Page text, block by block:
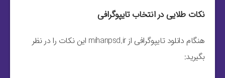
نکات طلایی در انتخاب تایپوگرافی
هنگام دانلود تایپوگرافی از mihanpsd.ir این نکات را در نظر
بگیرید: